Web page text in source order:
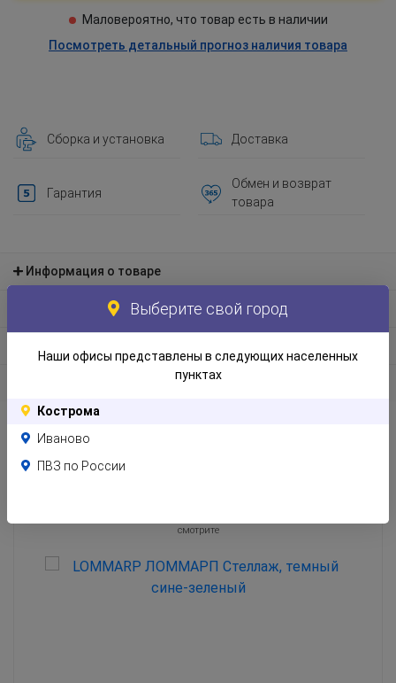
Маловероятно, что товар есть в наличии
Посмотреть детальный прогноз наличия товара
Сборка и установка Доставка
Гарантия
Обмен и возврат
товара
Информация о товаре
Материал и экологическая информация
смотрите
Выберите свой город
Наши офисы представлены в следующих населенных
пунктах
Кострома
Иваново
ПВЗ по России